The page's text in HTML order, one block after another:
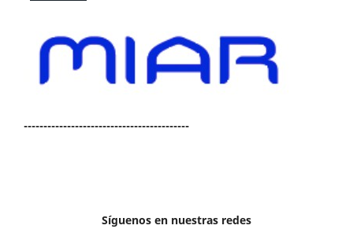
------------------------------------------
Síguenos en nuestras redes